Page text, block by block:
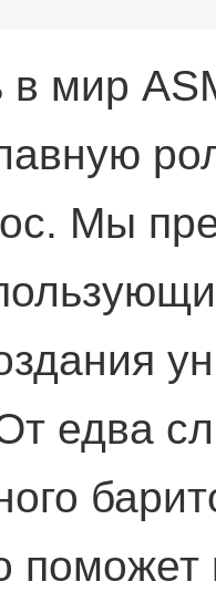
в мир
Мы
едва
поможет